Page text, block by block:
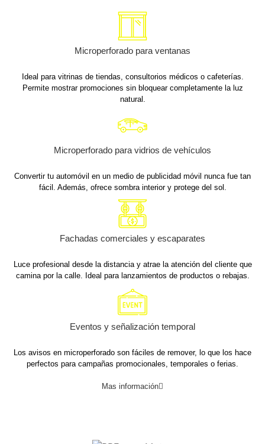
Microperforado para ventanas
Ideal para vitrinas de tiendas, consultorios médicos o cafeterías.
Permite mostrar promociones sin bloquear completamente la luz
natural.
Microperforado para vidrios de vehículos
Convertir tu automóvil en un medio de publicidad móvil nunca fue tan
fácil. Además, ofrece sombra interior y protege del sol.
Fachadas comerciales y escaparates
Luce profesional desde la distancia y atrae la atención del cliente que
camina por la calle. Ideal para lanzamientos de productos o rebajas.
Eventos y señalización temporal
Los avisos en microperforado son fáciles de remover, lo que los hace
perfectos para campañas promocionales, temporales o ferias.
Mas información